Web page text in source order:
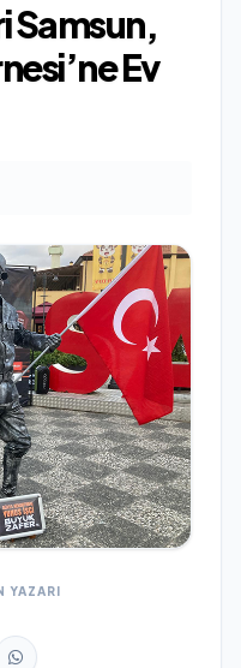
Samsun,
Ev
YAZARI